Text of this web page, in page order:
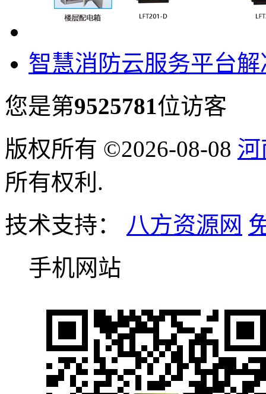
智慧消防云服务平台
您是第9525781位访客
版权所有 ©2026-08-08
所有权利.
技术支持： 八方资源网
手机网站